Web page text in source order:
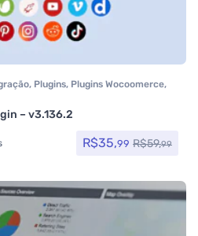
, Plugins, Plugins Wocoomerce,
– v3.136.2
R$35,99 R$59,99